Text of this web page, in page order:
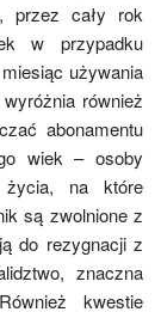
przez cały rok
w przypadku
używania
również
abonamentu
wiek – osoby
życia, na które
są zwolnione z
do rezygnacji z
znaczna
kwestie